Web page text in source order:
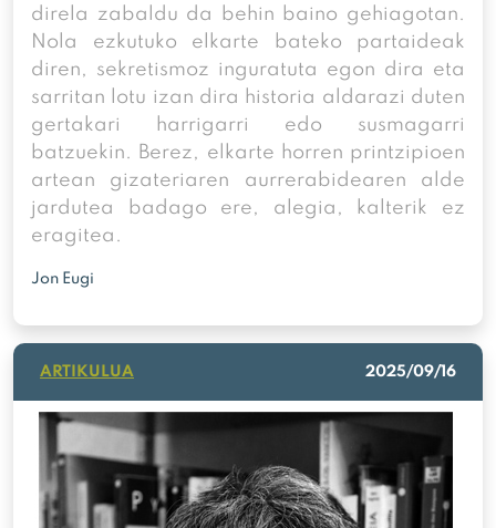
direla zabaldu da behin baino gehiagotan.
Nola ezkutuko elkarte bateko partaideak
diren, sekretismoz inguratuta egon dira eta
sarritan lotu izan dira historia aldarazi duten
gertakari harrigarri edo susmagarri
batzuekin. Berez, elkarte horren printzipioen
artean gizateriaren aurrerabidearen alde
jardutea badago ere, alegia, kalterik ez
eragitea.
Jon Eugi
ARTIKULUA 2025/09/16